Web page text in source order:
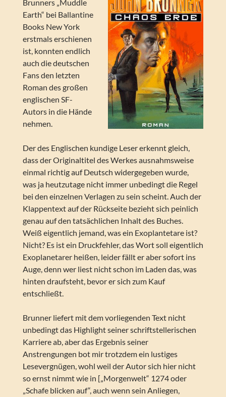
Brunners „Muddle
Earth“ bei Ballantine
Books New York
erstmals erschienen
ist, konnten endlich
auch die deutschen
Fans den letzten
Roman des großen
englischen SF-
Autors in die Hände
nehmen.
Der des Englischen kundige Leser erkennt gleich,
dass der Originaltitel des Werkes ausnahmsweise
einmal richtig auf Deutsch widergegeben wurde,
was ja heutzutage nicht immer unbedingt die Regel
bei den einzelnen Verlagen zu sein scheint. Auch der
Klappentext auf der Rückseite bezieht sich peinlich
genau auf den tatsächlichen Inhalt des Buches.
Weiß eigentlich jemand, was ein Exoplantetare ist?
Nicht? Es ist ein Druckfehler, das Wort soll eigentlich
Exoplanetarer heißen, leider fällt er aber sofort ins
Auge, denn wer liest nicht schon im Laden das, was
hinten draufsteht, bevor er sich zum Kauf
entschließt.
Brunner liefert mit dem vorliegenden Text nicht
unbedingt das Highlight seiner schriftstellerischen
Karriere ab, aber das Ergebnis seiner
Anstrengungen bot mir trotzdem ein lustiges
Lesevergnügen, wohl weil der Autor sich hier nicht
so ernst nimmt wie in [„Morgenwelt“ 1274 oder
„Schafe blicken auf“, auch wenn sein Anliegen,